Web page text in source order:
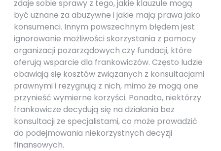
zdaje sobie sprawy z tego, jakie klauzule mogą
być uznane za abuzywne i jakie mają prawa jako
konsumenci. Innym powszechnym błędem jest
ignorowanie możliwości skorzystania z pomocy
organizacji pozarządowych czy fundacji, które
oferują wsparcie dla frankowiczów. Często ludzie
obawiają się kosztów związanych z konsultacjami
prawnymi i rezygnują z nich, mimo że mogą one
przynieść wymierne korzyści. Ponadto, niektórzy
frankowicze decydują się na działania bez
konsultacji ze specjalistami, co może prowadzić
do podejmowania niekorzystnych decyzji
finansowych.